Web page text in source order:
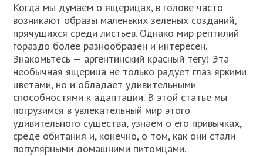
Когда мы думаем о ящерицах, в голове часто
возникают образы маленьких зеленых созданий,
прячущихся среди листьев. Однако мир рептилий
гораздо более разнообразен и интересен.
Знакомьтесь — аргентинский красный тегу! Эта
необычная ящерица не только радует глаз яркими
цветами, но и обладает удивительными
способностями к адаптации. В этой статье мы
погрузимся в увлекательный мир этого
удивительного существа, узнаем о его привычках,
среде обитания и, конечно, о том, как они стали
популярными домашними питомцами.